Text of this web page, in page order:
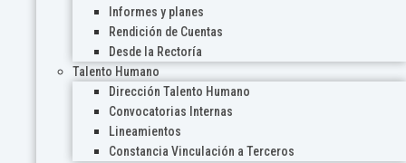
Informes y planes
Rendición de Cuentas
Desde la Rectoría
Talento Humano
Dirección Talento Humano
Convocatorias Internas
Lineamientos
Constancia Vinculación a Terceros